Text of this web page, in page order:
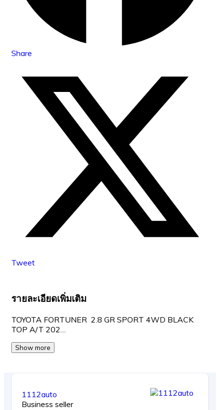
Share
Tweet
รายละเอียดเพิ่มเติม
TOYOTA FORTUNER 2.8 GR SPORT 4WD BLACK
TOP A/T 202…
Show more
1112auto
Business seller